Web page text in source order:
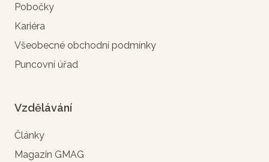
Pobočky
Kariéra
Všeobecné obchodní podmínky
Puncovní úřad
Vzdělávání
Články
Magazín GMAG